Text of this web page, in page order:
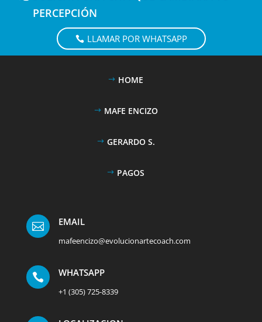
PERCEPCIÓN
LLAMAR POR WHATSAPP
HOME
MAFE ENCIZO
GERARDO S.
PAGOS
 EMAIL
mafeencizo@evolucionartecoach.com
 WHATSAPP
+1 (305) 725-8339